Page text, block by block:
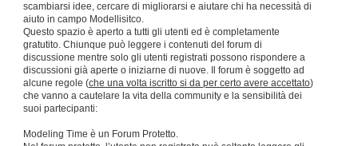
scambiarsi idee, cercare di migliorarsi e aiutare chi ha necessità di
aiuto in campo Modellisitco.
Questo spazio è aperto a tutti gli utenti ed è completamente
gratutito. Chiunque può leggere i contenuti del forum di
discussione mentre solo gli utenti registrati possono rispondere a
discussioni già aperte o iniziarne di nuove. Il forum è soggetto ad
alcune regole (che una volta iscritto si da per certo avere accettato)
che vanno a cautelare la vita della community e la sensibilità dei
suoi partecipanti:
Modeling Time è un Forum Protetto.